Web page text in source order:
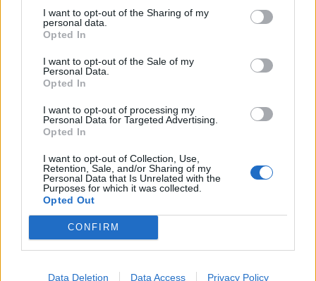
I want to opt-out of the Sharing of my
personal data.
Opted In
I want to opt-out of the Sale of my
Personal Data.
Opted In
I want to opt-out of processing my
Personal Data for Targeted Advertising.
Opted In
I want to opt-out of Collection, Use,
Retention, Sale, and/or Sharing of my
Personal Data that Is Unrelated with the
Purposes for which it was collected.
Opted Out
CONFIRM
Data Deletion Data Access Privacy Policy
Sütibeállítások
Médiatér
Liget
Krónika
Bihari Napló
Erdélyi Napló
Főtér